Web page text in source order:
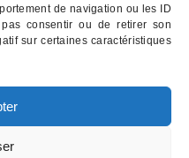
de navigation ou les ID
consentir ou de retirer son
sur certaines caractéristiques
07 82 11 22 85
d'Etigny - 64000 PAU